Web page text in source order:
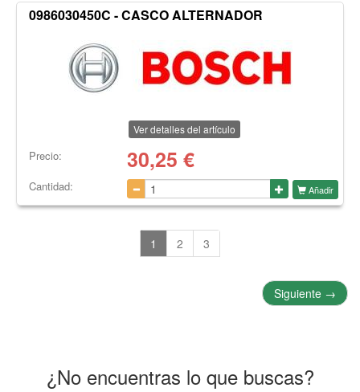
0986030450C - CASCO ALTERNADOR
Ver detalles del artículo
Precio: 30,25 €
Cantidad: Añadir
1 2 3
Siguiente →
¿No encuentras lo que buscas?